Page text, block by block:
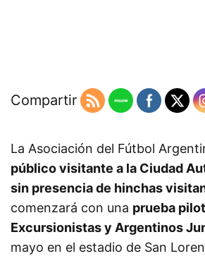
Compartir
La Asociación del Fútbol
público visitante a la Ciudad
sin presencia de hinchas
comenzará con una prueba
Excursionistas y Argentinos
mayo en el estadio de San